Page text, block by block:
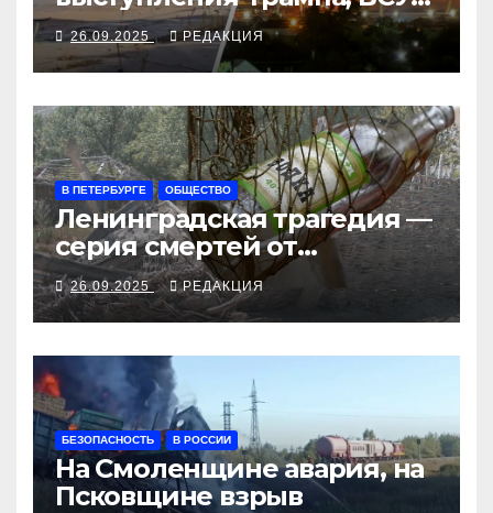
закрыли Добропольский
рубеж
26.09.2025 РЕДАКЦИЯ
В ПЕТЕРБУРГЕ ОБЩЕСТВО
Ленинградская трагедия —
серия смертей от
алкосуррогата
26.09.2025 РЕДАКЦИЯ
БЕЗОПАСНОСТЬ В РОССИИ
На Смоленщине авария, на
Псковщине взрыв